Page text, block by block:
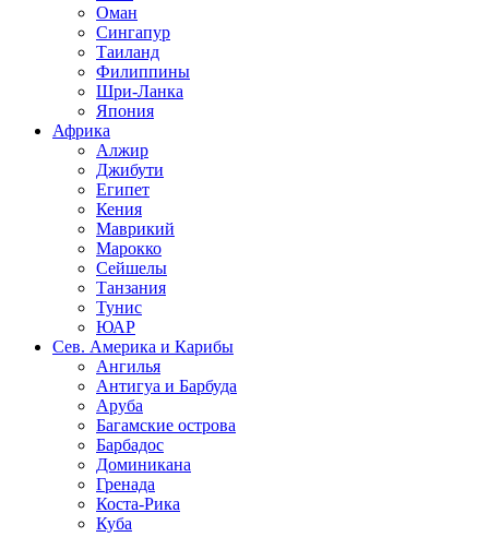
Оман
Сингапур
Таиланд
Филиппины
Шри-Ланка
Япония
Африка
Алжир
Джибути
Египет
Кения
Маврикий
Марокко
Сейшелы
Танзания
Тунис
ЮАР
Сев. Америка и Карибы
Ангилья
Антигуа и Барбуда
Аруба
Багамские острова
Барбадос
Доминикана
Гренада
Коста-Рика
Куба